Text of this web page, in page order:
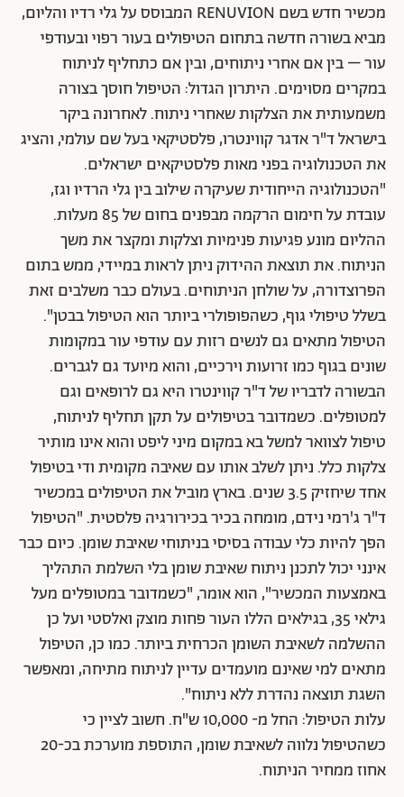
מכשיר חדש בשם RENUVION המבוסס על גלי רדיו והליום,
מביא בשורה חדשה בתחום הטיפולים בעור רפוי ובעודפי
עור – בין אם אחרי ניתוחים, ובין אם כתחליף לניתוח
במקרים מסוימים. היתרון הגדול: הטיפול חוסך בצורה
משמעותית את הצלקות שאחרי ניתוח. לאחרונה ביקר
בישראל ד"ר אדגר קווינטרו, פלסטיקאי בעל שם עולמי, והציג
את הטכנולוגיה בפני מאות פלסטיקאים ישראלים.
"הטכנולוגיה הייחודית שעיקרה שילוב בין גלי הרדיו וגז,
עובדת על חימום הרקמה מבפנים בחום של 85 מעלות.
ההליום מונע פגיעות פנימיות וצלקות ומקצר את משך
הניתוח. את תוצאת ההידוק ניתן לראות במיידי, ממש בתום
הפרוצדורה, על שולחן הניתוחים. בעולם כבר משלבים זאת
בשלל טיפולי גוף, כשהפופולרי ביותר הוא הטיפול בבטן".
הטיפול מתאים גם לנשים רזות עם עודפי עור במקומות
שונים בגוף כמו זרועות וירכיים, והוא מיועד גם לגברים.
הבשורה לדבריו של ד"ר קווינטרו היא גם לרופאים וגם
למטופלים. כשמדובר בטיפולים על תקן תחליף לניתוח,
טיפול לצוואר למשל בא במקום מיני ליפט והוא אינו מותיר
צלקות כלל. ניתן לשלב אותו עם שאיבה מקומית ודי בטיפול
אחד שיחזיק 3.5 שנים. בארץ מוביל את הטיפולים במכשיר
ד"ר ג'רמי נידם, מומחה בכיר בכירורגיה פלסטית. "הטיפול
הפך להיות כלי עבודה בסיסי בניתוחי שאיבת שומן. כיום כבר
אינני יכול לתכנן ניתוח שאיבת שומן בלי השלמת התהליך
באמצעות המכשיר", הוא אומר, "כשמדובר במטופלים מעל
גילאי 35, בגילאים הללו העור פחות מוצק ואלסטי ועל כן
ההשלמה לשאיבת השומן הכרחית ביותר. כמו כן, הטיפול
מתאים למי שאינם מועמדים עדיין לניתוח מתיחה, ומאפשר
השגת תוצאה נהדרת ללא ניתוח".
עלות הטיפול: החל מ- 10,000 ש"ח. חשוב לציין כי
כשהטיפול נלווה לשאיבת שומן, התוספת מוערכת בכ-20
אחוז ממחיר הניתוח.